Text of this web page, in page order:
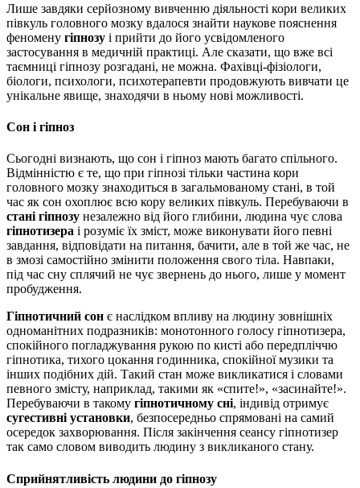
Лише завдяки серйозному вивченню діяльності кори великих
півкуль головного мозку вдалося знайти наукове пояснення
феномену гіпнозу і прийти до його усвідомленого
застосування в медичній практиці. Але сказати, що вже всі
таємниці гіпнозу розгадані, не можна. Фахівці-фізіологи,
біологи, психологи, психотерапевти продовжують вивчати це
унікальне явище, знаходячи в ньому нові можливості.
Сон і гіпноз
Сьогодні визнають, що сон і гіпноз мають багато спільного.
Відмінністю є те, що при гіпнозі тільки частина кори
головного мозку знаходиться в загальмованому стані, в той
час як сон охоплює всю кору великих півкуль. Перебуваючи в
стані гіпнозу незалежно від його глибини, людина чує слова
гіпнотизера і розуміє їх зміст, може виконувати його певні
завдання, відповідати на питання, бачити, але в той же час, не
в змозі самостійно змінити положення свого тіла. Навпаки,
під час сну сплячий не чує звернень до нього, лише у момент
пробудження.
Гіпнотичний сон є наслідком впливу на людину зовнішніх
одноманітних подразників: монотонного голосу гіпнотизера,
спокійного погладжування рукою по кисті або передпліччю
гіпнотика, тихого цокання годинника, спокійної музики та
інших подібних дій. Такий стан може викликатися і словами
певного змісту, наприклад, такими як «спите!», «засинайте!».
Перебуваючи в такому гіпнотичному сні, індивід отримує
сугестивні установки, безпосередньо спрямовані на самий
осередок захворювання. Після закінчення сеансу гіпнотизер
так само словом виводить людину з викликаного стану.
Сприйнятливість людини до гіпнозу